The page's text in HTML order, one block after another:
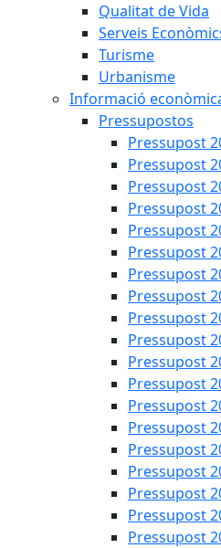
Qualitat de Vida
Serveis
Turisme
Urbanisme
Informació
Pressupostos
Pressupost
Pressupost
Pressupost
Pressupost
Pressupost
Pressupost
Pressupost
Pressupost
Pressupost
Pressupost
Pressupost
Pressupost
Pressupost
Pressupost
Pressupost
Pressupost
Pressupost
Pressupost
Pressupost